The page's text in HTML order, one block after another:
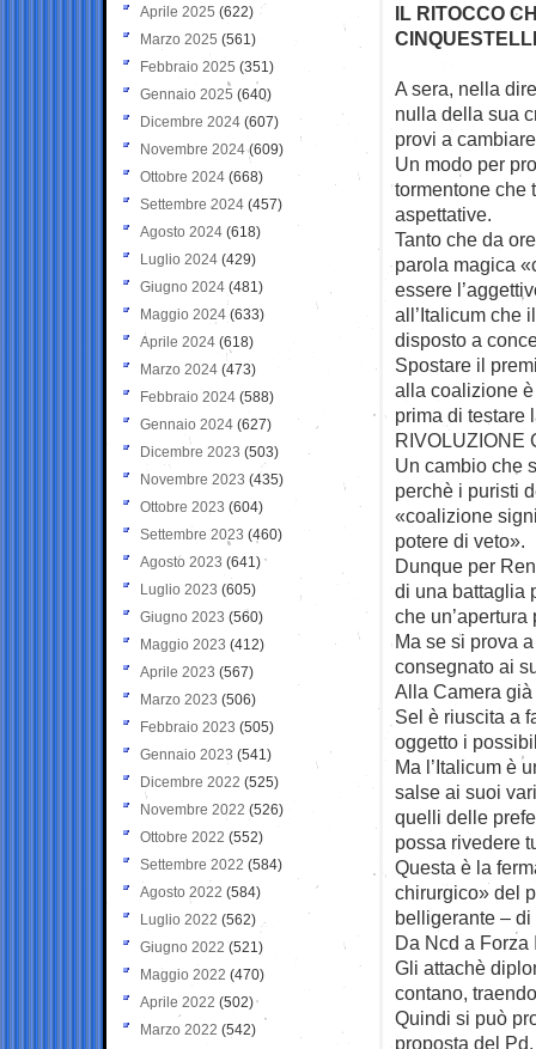
IL RITOCCO
A sera, nella
nulla della sua
provi a
Un modo per
tormentone che
aspettative.
Tanto che da
parola magica
essere
all’Italicum che
disposto a
Spostare il
alla coalizione
prima di testare
RIVOLUZIONE
Un cambio che
perchè i puristi
«coalizione
potere di veto».
Dunque per
di una battaglia
che
Ma se si prova
consegnato ai
Alla Camera
Sel è riuscita a
oggetto i
Ma l’Italicum è
salse ai suoi
quelli delle
possa rivedere
Questa è la
chirurgico» del
belligerante –
Da Ncd a Forza
Gli attachè
contano,
Quindi si può
proposta del
Aprile 2025 (622)
Marzo 2025 (561)
Febbraio 2025 (351)
Gennaio 2025 (640)
Dicembre 2024 (607)
Novembre 2024(609)
Ottobre 2024 (668)
Settembre 2024 (457)
Agosto 2024 (618)
Luglio 2024 (429)
Giugno 2024 (481)
Maggio 2024 (633)
Aprile 2024 (618)
Marzo 2024 (473)
Febbraio 2024 (588)
Gennaio 2024 (627)
Dicembre 2023 (503)
Novembre 2023 (435)
Ottobre 2023 (604)
Settembre 2023 (460)
Agosto 2023 (641)
Luglio 2023 (605)
Giugno 2023 (560)
Maggio 2023 (412)
Aprile 2023 (567)
Marzo 2023 (506)
Febbraio 2023 (505)
Gennaio 2023 (541)
Dicembre 2022 (525)
Novembre 2022 (526)
Ottobre 2022 (552)
Settembre 2022 (584)
Agosto 2022 (584)
Luglio 2022 (562)
Giugno 2022 (521)
Maggio 2022 (470)
Aprile 2022 (502)
Marzo 2022 (542)